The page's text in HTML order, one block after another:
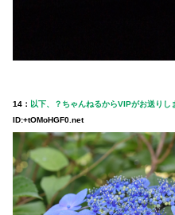
14： 以下、？ちゃんねるからVIPがお送りし
ID:+tOMoHGF0.net